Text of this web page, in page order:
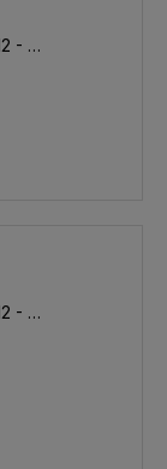
Ağustos - 09 - 10 - 11 - 12 - 13
Ağustos - 09 - 10 - 11 - 12 - 13